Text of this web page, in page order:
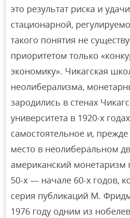
это результат риска и
стационарной,
такого понятия не
приоритетом только
экономику». Чикагская
неолиберализма,
зародились в стенах
университета в 1920-х
самостоятельное и,
место в неолиберальном
американский монетаризм
50-х — начале 60-х годов,
серия публикаций М.
1976 году одним из